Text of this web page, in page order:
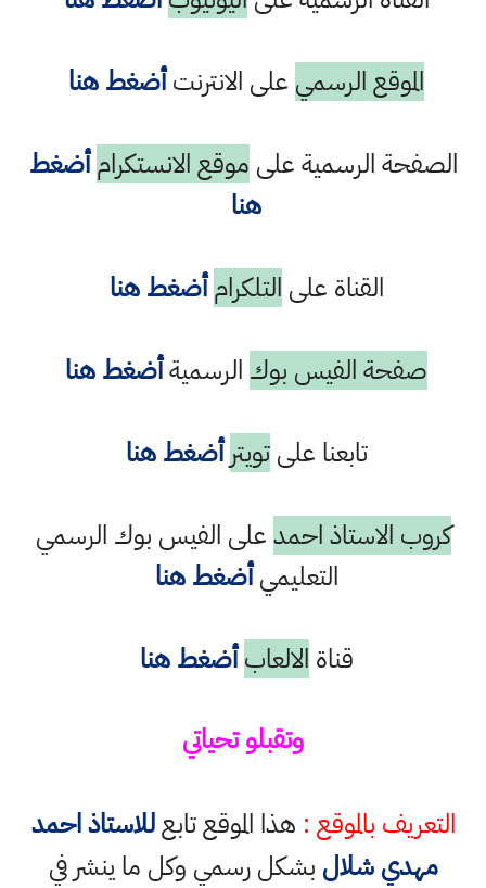
الموقع الرسمي على الانترنتأضغط هنا
الصفحة الرسمية على موقع الانستكرام أضغط
هنا
القناة على التلكرام أضغط هنا
صفحة الفيس بوك الرسميةأضغط هنا
تابعنا علىتويتر أضغط هنا
كروب الاستاذ احمدعلى الفيس بوك الرسمي
التعليميأضغط هنا
قناة الالعاب أضغط هنا
وتقبلو تحياتي
التعريف بالموقع : هذا الموقع تابعللاستاذ احمد
مهدي شلال بشكل رسمي وكل ما ينشر في